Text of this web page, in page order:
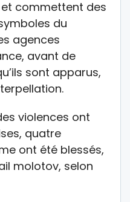
commettent des
du
agences
avant de
sont apparus,
violences ont
quatre
ont été blessés,
molotov, selon